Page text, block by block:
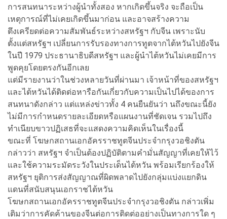
การสนทนาระหว่างผู้นำทั้งสอง หากเกิดขึ้นจริง จะถือเป็น
เหตุการณ์ที่ไม่เคยเกิดขึ้นมาก่อน และอาจสร้างความ
ตึงเครียดต่อความสัมพันธ์ระหว่างสหรัฐฯ กับจีน เพราะนับ
ตั้งแต่สหรัฐฯ เปลี่ยนการรับรองทางการทูตจากไต้หวันไปยังจีน
ในปี 1979 ประธานาธิบดีสหรัฐฯ และผู้นำไต้หวันไม่เคยมีการ
พูดคุยโดยตรงกันอีกเลย
แต่มีรายงานว่าในช่วงหลายวันที่ผ่านมา เจ้าหน้าที่ของสหรัฐฯ
และไต้หวันได้ติดต่อหารือกันเกี่ยวกับความเป็นไปได้ของการ
สนทนาดังกล่าว แต่แหล่งข่าวทั้ง 4 คนยืนยันว่า นถึงขณะนี้ยัง
ไม่มีการกำหนดรายละเอียดหรือแผนงานที่ชัดเจน รวมไปถึง
ทำเนียบขาวปฏิเสธที่จะแสดงความคิดเห็นในเรื่องนี้
ขณะที่ โฆษกสถานเอกอัครราชทูตจีนประจำกรุงวอชิงตัน
กล่าวว่า สหรัฐฯ จำเป็นต้องปฏิบัติตามคำมั่นสัญญาที่เคยให้ไว้
และใช้ความระมัดระวังในประเด็นไต้หวัน พร้อมเรียกร้องให้
สหรัฐฯ ยุติการส่งสัญญาณที่ผิดพลาดไปยังกลุ่มแบ่งแยกดิน
แดนที่สนับสนุนเอกราชไต้หวัน
โฆษกสถานเอกอัครราชทูตจีนประจำกรุงวอชิงตัน กล่าวเพิ่ม
เติมว่าการคัดค้านของจีนต่อการติดต่ออย่างเป็นทางการใด ๆ